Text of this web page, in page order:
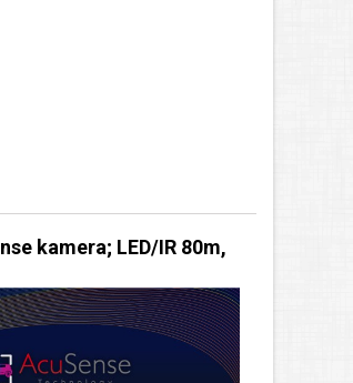
kamera; LED/IR 80m,